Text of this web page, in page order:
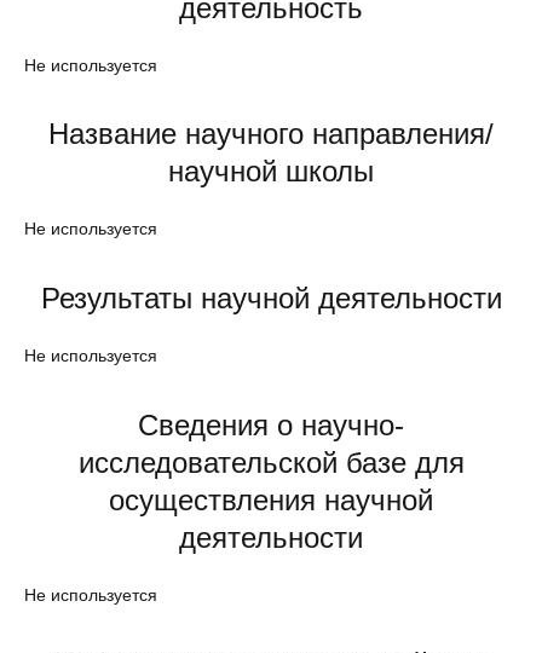
деятельность
Не используется
Название научного направления/
научной школы
Не используется
Результаты научной деятельности
Не используется
Сведения о научно-
исследовательской базе для
осуществления научной
деятельности
Не используется